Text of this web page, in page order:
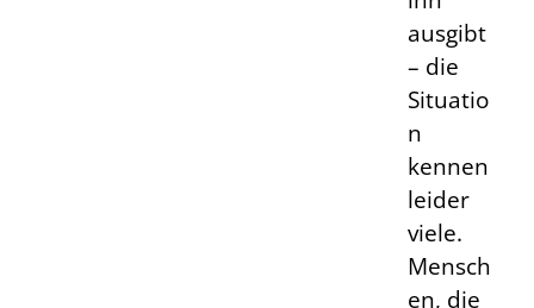
ausgibt
– die
Situatio
n
kennen
leider
viele.
Mensch
en, die